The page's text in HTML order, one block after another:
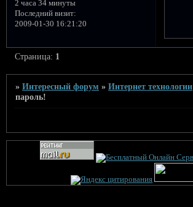
2 часа 34 минуты
Последний визит:
2009-01-30 16:21:20
Страница: 1
»Интересный форум »Интернет технологии
пароль!